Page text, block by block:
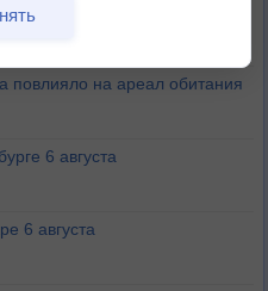
морские волны тепла
повлияло на ареал обитания
6 августа
6 августа